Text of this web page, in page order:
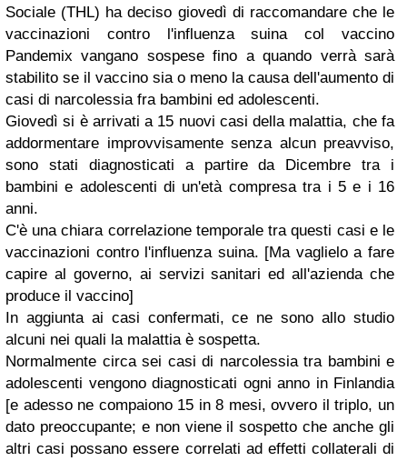
Sociale (THL) ha deciso giovedì di raccomandare che le
vaccinazioni contro l'influenza suina col vaccino
Pandemix vangano sospese fino a quando verrà sarà
stabilito se il vaccino sia o meno la causa dell'aumento di
casi di narcolessia fra bambini ed adolescenti.
Giovedì si è arrivati a 15 nuovi casi della malattia, che fa
addormentare improvvisamente senza alcun preavviso,
sono stati diagnosticati a partire da Dicembre tra i
bambini e adolescenti di un'età compresa tra i 5 e i 16
anni.
C'è una chiara correlazione temporale tra questi casi e le
vaccinazioni contro l'influenza suina. [Ma vaglielo a fare
capire al governo, ai servizi sanitari ed all'azienda che
produce il vaccino]
In aggiunta ai casi confermati, ce ne sono allo studio
alcuni nei quali la malattia è sospetta.
Normalmente circa sei casi di narcolessia tra bambini e
adolescenti vengono diagnosticati ogni anno in Finlandia
[e adesso ne compaiono 15 in 8 mesi, ovvero il triplo, un
dato preoccupante; e non viene il sospetto che anche gli
altri casi possano essere correlati ad effetti collaterali di